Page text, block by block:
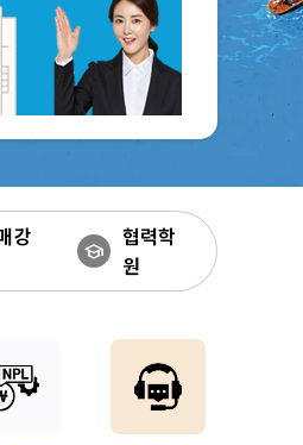
강
school
협력학
원